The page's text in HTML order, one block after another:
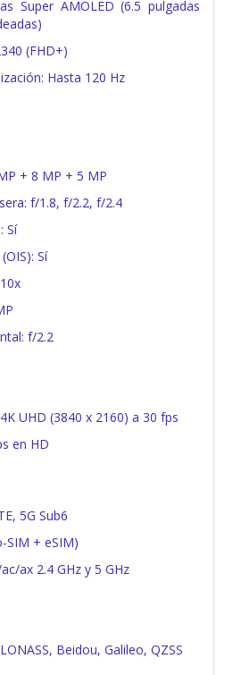
Super AMOLED (6.5 pulgadas
(FHD+)
Hasta 120 Hz
+ 8 MP + 5 MP
f/1.8, f/2.2, f/2.4
Sí
Sí
f/2.2
UHD (3840 x 2160) a 30 fps
en HD
5G Sub6
SIM + eSIM)
ax 2.4 GHz y 5 GHz
Beidou, Galileo, QZSS